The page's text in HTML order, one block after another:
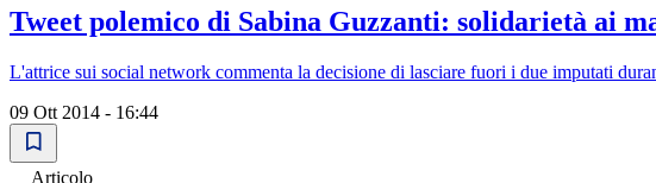
Tweet polemico di Sabina Guzzanti: solidarietà ai
L'attrice sui social network commenta la decisione di lasciare fuori i due imputati
09 Ott 2014 - 16:44
Articolo